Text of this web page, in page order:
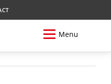
Menu